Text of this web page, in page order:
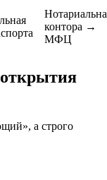
контора →
МФЦ
а строго